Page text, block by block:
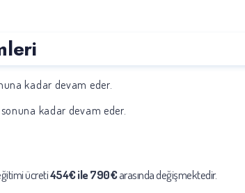
kadar devam eder.
sonuna kadar devam eder.
ücreti454€ ile 790€arasında değişmektedir.